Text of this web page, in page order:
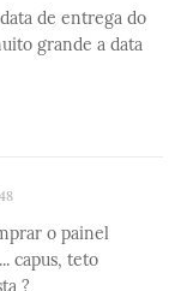
de entrega do
grande a data
o painel
capus, teto
?